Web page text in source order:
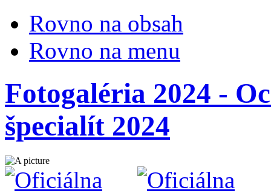
Rovno na obsah
Rovno na menu
Fotogaléria 2024 -
špecialít 2024